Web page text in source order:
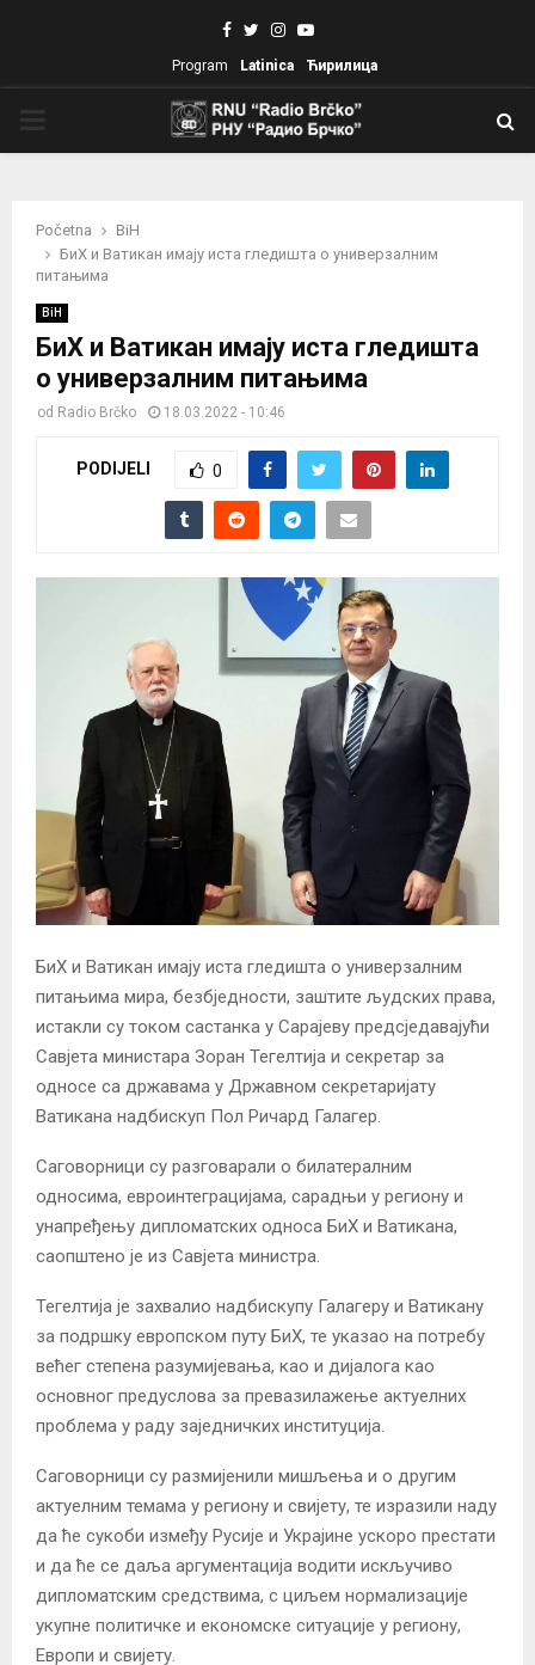
Facebook
TwitterInstagram
Youtube
Program Latinica Ћирилица
Početna
BiH
БиХ и Ватикан имају иста гледишта о универзалним
питањима
BiH
БиХ и Ватикан имају иста гледишта
о универзалним питањима
od Radio Brčko 18.03.2022 - 10:46
PODIJELI 0
БиХ и Ватикан имају иста гледишта о универзалним
питањима мира, безбједности, заштите људских права,
истакли су током састанка у Сарајеву предсједавајући
Савјета министара Зоран Тегелтија и секретар за
односе са државама у Државном секретаријату
Ватикана надбискуп Пол Ричард Галагер.
Саговорници су разговарали о билатералним
односима, евроинтеграцијама, сарадњи у региону и
унапређењу дипломатских односа БиХ и Ватикана,
саопштено је из Савјета министра.
Тегелтија је захвалио надбискупу Галагеру и Ватикану
за подршку европском путу БиХ, те указао на потребу
већег степена разумијевања, као и дијалога као
основног предуслова за превазилажење актуелних
проблема у раду заједничких институција.
Саговорници су размијенили мишљења и о другим
актуелним темама у региону и свијету, те изразили наду
да ће сукоби између Русије и Украјине ускоро престати
и да ће се даља аргументација водити искључиво
дипломатским средствима, с циљем нормализације
укупне политичке и економске ситуације у региону,
Европи и свијету.